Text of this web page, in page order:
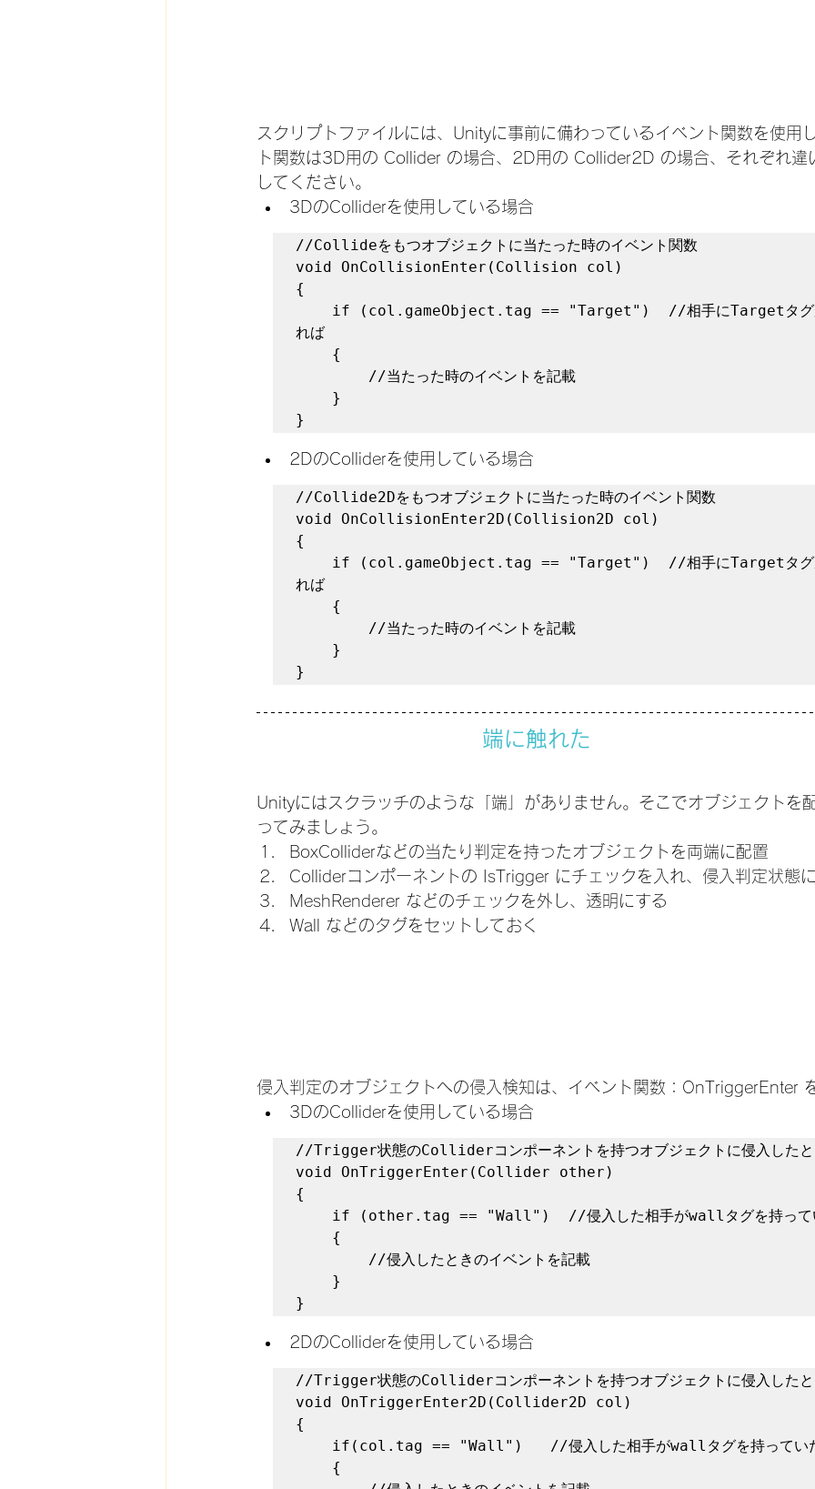
スクリプトファイルには、Unityに事前に備わっているイベント関数を使用
ト関数は3D用の Collider の場合、2D用の Collider2D の場合、それぞれ違
してください。
3DのColliderを使用している場合
//Collideをもつオブジェクトに当たった時のイベント関数
void OnCollisionEnter(Collision col)
{
れば
}
2DのColliderを使用している場合
//Collide2Dをもつオブジェクトに当たった時のイベント関数
void OnCollisionEnter2D(Collision2D col)
{
れば
}
端に触れた
Unityにはスクラッチのような「端」がありません。そこでオブジェクトを
ってみましょう。
BoxColliderなどの当たり判定を持ったオブジェクトを両端に配置
Colliderコンポーネントの IsTrigger にチェックを入れ、侵入判定状態に
MeshRenderer などのチェックを外し、透明にする
Wall などのタグをセットしておく
侵入判定のオブジェクトへの侵入検知は、イベント関数：OnTriggerEnter
3DのColliderを使用している場合
//Trigger状態のColliderコンポーネントを持つオブジェクトに侵入したと
void OnTriggerEnter(Collider other)
{
}
2DのColliderを使用している場合
//Trigger状態のColliderコンポーネントを持つオブジェクトに侵入したと
void OnTriggerEnter2D(Collider2D col)
{